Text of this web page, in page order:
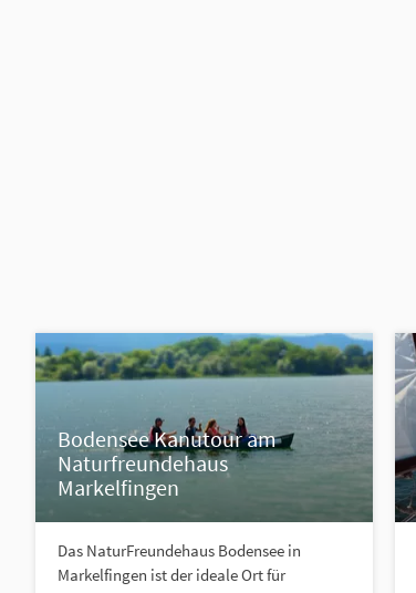
Bodensee Kanutour am
Naturfreundehaus
Markelfingen
Das NaturFreundehaus Bodensee in
Markelfingen ist der ideale Ort für